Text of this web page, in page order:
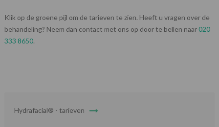
Klik op de groene pijl om de tarieven te zien. Heeft u vragen over de
behandeling? Neem dan contact met ons op door te bellen naar020
333 8650.
Hydrafacial® - tarieven